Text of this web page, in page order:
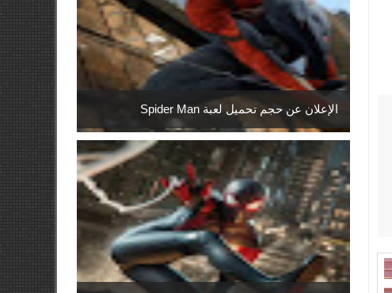
الإعلان عن حجم تحميل لعبة Spider Man